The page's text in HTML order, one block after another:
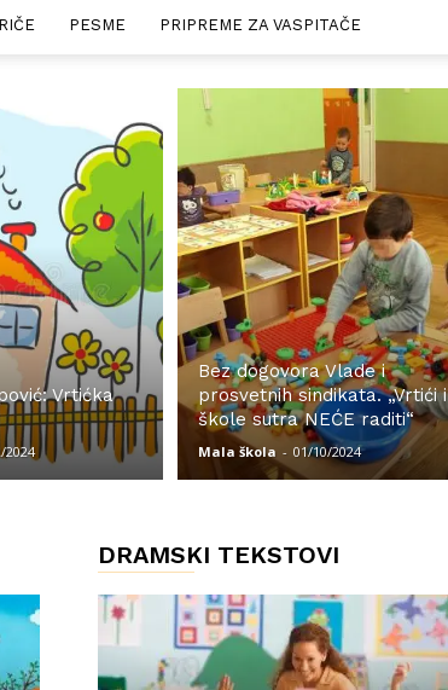
PESME PRIPREME ZA VASPITAČE
Vrtićka
2024
Bez dogovora Vlade i
prosvetnih sindikata. „Vrtići i
škole sutra NEĆE raditi“
Mala škola - 01/10/2024
DRAMSKI TEKSTOVI